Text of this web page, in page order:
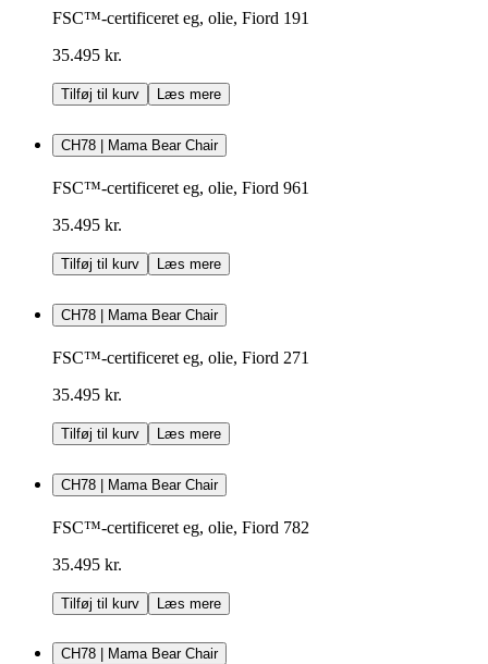
FSC™-certificeret eg, olie, Fiord 191
35.495 kr.
Tilføj til kurv Læs mere
CH78 | Mama Bear Chair
FSC™-certificeret eg, olie, Fiord 961
35.495 kr.
Tilføj til kurv Læs mere
CH78 | Mama Bear Chair
FSC™-certificeret eg, olie, Fiord 271
35.495 kr.
Tilføj til kurv Læs mere
CH78 | Mama Bear Chair
FSC™-certificeret eg, olie, Fiord 782
35.495 kr.
Tilføj til kurv Læs mere
CH78 | Mama Bear Chair